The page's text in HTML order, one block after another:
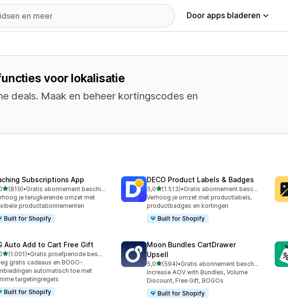
Door apps bladeren
voor lokalisatie
deals. Maak en beheer kortingscodes en
Subscriptions App
van 5 sterren
(819)
recensies in totaal
•
Gratis abonnement beschikbaar
je terugkerende omzet met
productabonnementen
Built for Shopify
DECO Product Labels & Badges
5,0van 5 sterren
(1.513)
1513 recensies in totaal
•
Gratis abonnement beschikbaar
Verhoog je omzet met productlabels,
productbadges en kortingen
Built for Shopify
Auto Add to Cart Free Gift
van 5 sterren
(1.001)
recensies in totaal
•
Gratis proefperiode beschikbaar
gratis cadeaus en BOGO-
automatisch toe met
targetingregels
Built for Shopify
Moon Bundles CartDrawer
Upsell
5,0van 5 sterren
(594)
594 recensies in totaal
•
Gratis abonnement beschikbaar
Increase AOV with Bundles, Volume
Discount, Free Gift, BOGOs
Built for Shopify